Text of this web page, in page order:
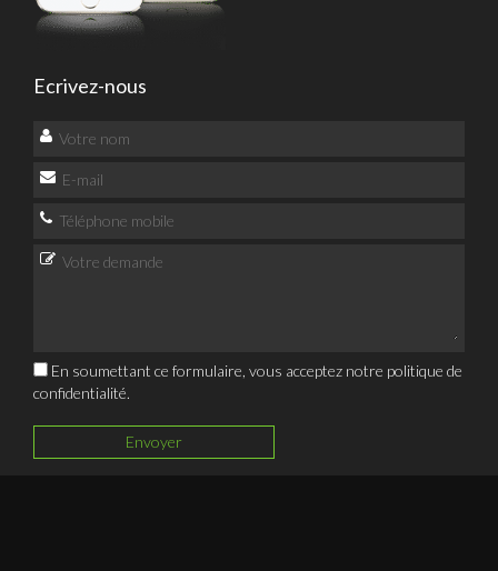
Ecrivez-nous
En soumettant ce formulaire, vous acceptez notre politique de
confidentialité.